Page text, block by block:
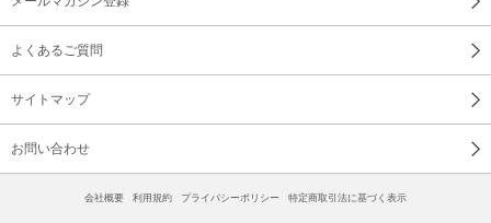
よくあるご質問
サイトマップ
お問い合わせ
会社概要 利用規約 プライバシーポリシー 特定商取引法に基づく表示